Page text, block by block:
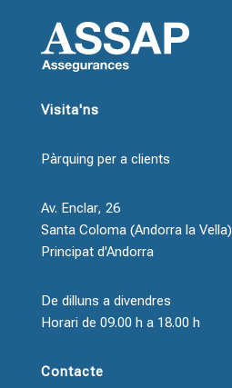
Visita'ns
Pàrquing per a clients
Av. Enclar, 26
Santa Coloma (Andorra la Vella)
Principat d'Andorra
De dilluns a divendres
Horari de 09.00 h a 18.00 h
Contacte